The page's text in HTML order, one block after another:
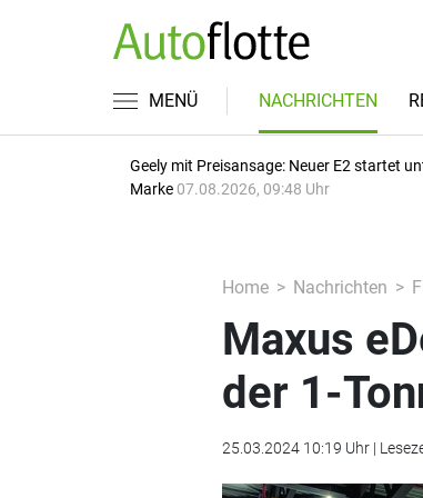
MENÜ NACHRICHTEN
Geely mit Preisansage: Neuer E2 startet
Marke 07.08.2026, 09:48 Uhr
Home Nachrichten
Maxus
der 1-
25.03.2024 10:19 Uhr |